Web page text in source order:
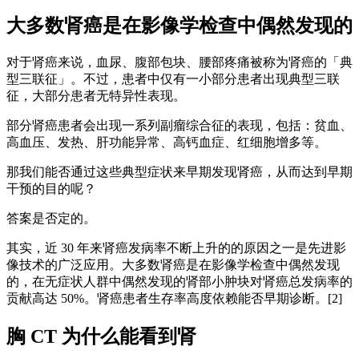
大多数肾癌是在影像学检查中偶然发现的
对于肾癌来说，血尿、腹部包块、腰部疼痛被称为肾癌的「典
型三联征」。不过，患者中仅有一小部分患者出现典型三联
征，大部分患者无特异性表现。
部分肾癌患者会出现一系列副瘤综合征的表现，包括：贫血、
高血压、发热、肝功能异常、高钙血症、红细胞增多等。
那我们能否通过这些典型症状来早期发现肾癌，从而达到早期
干预的目的呢？
答案是否定的。
其实，近 30 年来肾癌发病率不断上升的的原因之一是先进影
像技术的广泛应用。大多数肾癌是在影像学检查中偶然发现
的，在无症状人群中偶然发现的肾部小肿块对肾癌总发病率的
贡献高达 50%。肾癌患者生存率高度依赖能否早期诊断。[2]
胸 CT 为什么能看到肾